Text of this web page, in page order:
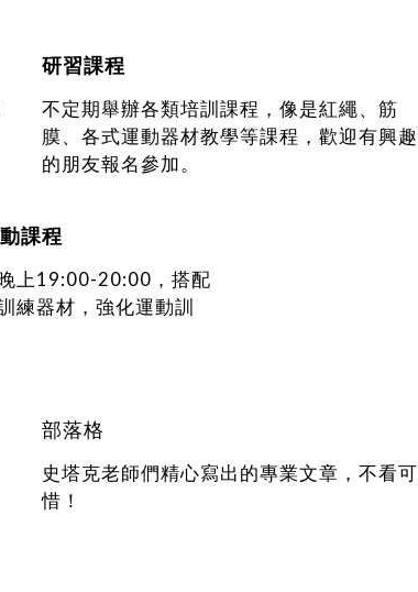
研習課程
不定期舉辦各類培訓課程，像是紅繩、筋
膜、各式運動器材教學等課程，歡迎有興趣
的朋友報名參加。
課程
上19:00-20:00，搭配
練器材，強化運動訓
部落格
史塔克老師們精心寫出的專業文章，不看可
惜！